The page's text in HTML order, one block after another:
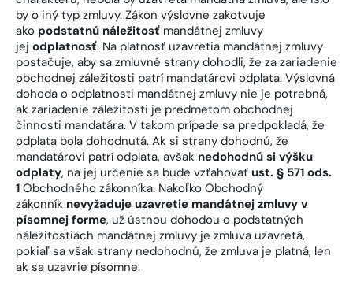
by o iný typ zmluvy. Zákon výslovne zakotvuje
ako podstatnú náležitosť mandátnej zmluvy
jej odplatnosť. Na platnosť uzavretia mandátnej zmluvy
postačuje, aby sa zmluvné strany dohodli, že za zariadenie
obchodnej záležitosti patrí mandatárovi odplata. Výslovná
dohoda o odplatnosti mandátnej zmluvy nie je potrebná,
ak zariadenie záležitosti je predmetom obchodnej
činnosti mandatára. V takom prípade sa predpokladá, že
odplata bola dohodnutá. Ak si strany dohodnú, že
mandatárovi patrí odplata, avšak nedohodnú si výšku
odplaty, na jej určenie sa bude vzťahovať ust. § 571 ods.
1 Obchodného zákonníka. Nakoľko Obchodný
zákonník nevyžaduje uzavretie mandátnej zmluvy v
písomnej forme, už ústnou dohodou o podstatných
náležitostiach mandátnej zmluvy je zmluva uzavretá,
pokiaľ sa však strany nedohodnú, že zmluva je platná, len
ak sa uzavrie písomne.